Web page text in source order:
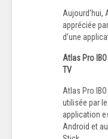
Aujourd’hui,
appréciée
d’une
Atlas Pro
TV
Atlas Pro
utilisée par
application
Android et